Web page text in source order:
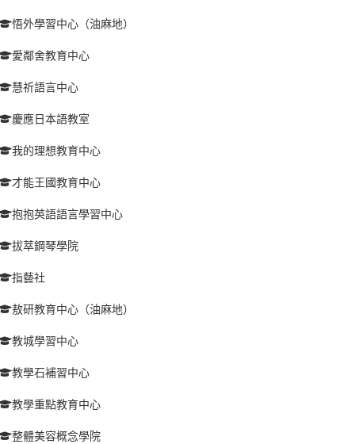
悟外學習中心（油麻地）
愛鄰舍教育中心
慧祈語言中心
慶應日本語教室
我的理想教育中心
才能王國教育中心
抱抱英語語言學習中心
拔萃鋼琴學院
指藝社
敖研教育中心（油麻地）
教城學習中心
教學石補習中心
教學重點教育中心
整體美容概念學院